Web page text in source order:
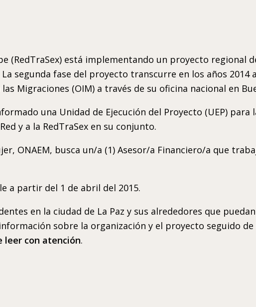
(RedTraSex) está implementando un proyecto regional
segunda fase del proyecto transcurre en los años 2014
Migraciones (OIM) a través de su oficina nacional en
una Unidad de Ejecución del Proyecto (UEP) para
y a la RedTraSex en su conjunto.
ONAEM, busca un/a (1) Asesor/a Financiero/a que
a partir del 1 de abril del 2015.
en la ciudad de La Paz y sus alrededores que
sobre la organización y el proyecto seguido
leer con atención.